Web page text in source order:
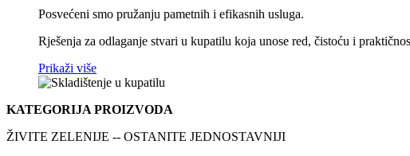
Posvećeni smo pružanju pametnih i efikasnih usluga.
Rješenja za odlaganje stvari u kupatilu koja unose red, čistoću i
Prikaži više
KATEGORIJA PROIZVODA
ŽIVITE ZELENIJE -- OSTANITE JEDNOSTAVNIJI